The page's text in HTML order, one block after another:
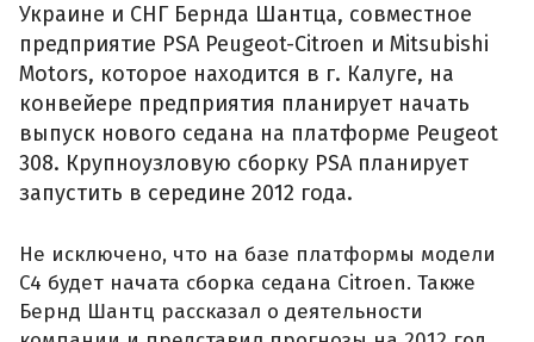
Украине и СНГ Бернда Шантца, совместное
предприятие PSA Peugeot-Citroen и Mitsubishi
Motors, которое находится в г. Калуге, на
конвейере предприятия планирует начать
выпуск нового седана на платформе Peugeot
308. Крупноузловую сборку PSA планирует
запустить в середине 2012 года.
Не исключено, что на базе платформы модели
C4 будет начата сборка седана Citroen. Также
Бернд Шантц рассказал о деятельности